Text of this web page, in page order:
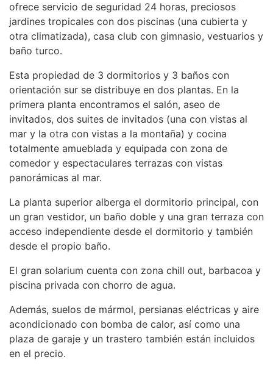
ofrece servicio de seguridad 24 horas, preciosos
jardines tropicales con dos piscinas (una cubierta y
otra climatizada), casa club con gimnasio, vestuarios y
baño turco.
Esta propiedad de 3 dormitorios y 3 baños con
orientación sur se distribuye en dos plantas. En la
primera planta encontramos el salón, aseo de
invitados, dos suites de invitados (una con vistas al
mar y la otra con vistas a la montaña) y cocina
totalmente amueblada y equipada con zona de
comedor y espectaculares terrazas con vistas
panorámicas al mar.
La planta superior alberga el dormitorio principal, con
un gran vestidor, un baño doble y una gran terraza con
acceso independiente desde el dormitorio y también
desde el propio baño.
El gran solarium cuenta con zona chill out, barbacoa y
piscina privada con chorro de agua.
Además, suelos de mármol, persianas eléctricas y aire
acondicionado con bomba de calor, así como una
plaza de garaje y un trastero también están incluidos
en el precio.